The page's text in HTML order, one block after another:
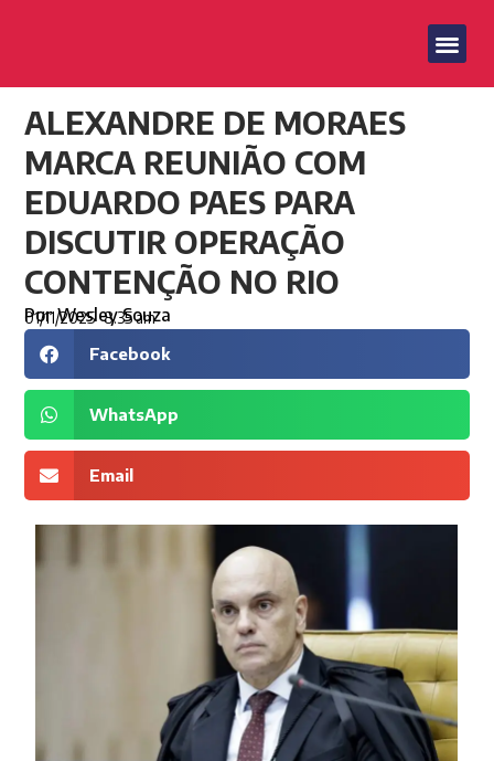
ALEXANDRE DE MORAES
MARCA REUNIÃO COM
EDUARDO PAES PARA
DISCUTIR OPERAÇÃO
CONTENÇÃO NO RIO
PorWesley Souza
01/11/2025 8:35 am
Facebook
WhatsApp
Email